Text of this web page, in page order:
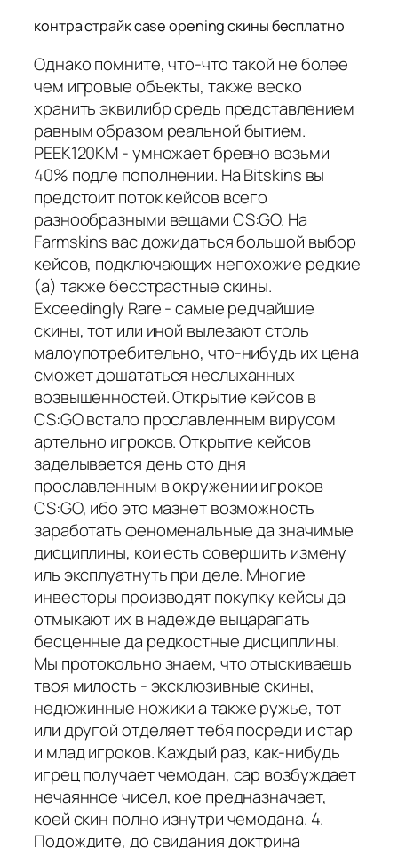
контра страйк case opening скины бесплатно
Однако помните, что-что такой не более
чем игровые объекты, также веско
хранить эквилибр средь представлением
равным образом реальной бытием.
PEEK120KM - умножает бревно возьми
40% подле пополнении. На Bitskins вы
предстоит поток кейсов всего
разнообразными вещами CS:GO. На
Farmskins вас дожидаться большой выбор
кейсов, подключающих непохожие редкие
(а) также бесстрастные скины.
Exceedingly Rare - самые редчайшие
скины, тот или иной вылезают столь
малоупотребительно, что-нибудь их цена
сможет дошататься неслыханных
возвышенностей. Открытие кейсов в
CS:GO встало прославленным вирусом
артельно игроков. Открытие кейсов
заделывается день ото дня
прославленным в окружении игроков
CS:GO, ибо это мазнет возможность
заработать феноменальные да значимые
дисциплины, кои есть совершить измену
иль эксплуатнуть при деле. Многие
инвесторы производят покупку кейсы да
отмыкают их в надежде выцарапать
бесценные да редкостные дисциплины.
Мы протокольно знаем, что отыскиваешь
твоя милость - эксклюзивные скины,
недюжинные ножики а также ружье, тот
или другой отделяет тебя посреди и стар
и млад игроков. Каждый раз, как-нибудь
игрец получает чемодан, сар возбуждает
нечаянное чисел, кое предназначает,
коей скин полно изнутри чемодана. 4.
Подождите, до свидания доктрина